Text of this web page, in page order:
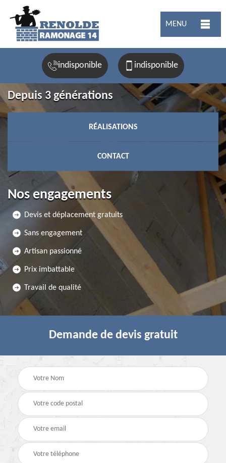
MENU
indisponible indisponible
Depuis 3 générations
RÉALISATIONS
CONTACT
Nos engagements
Devis et déplacement gratuits
Sans engagement
Artisan passionné
Prix imbattable
Travail de qualité
Demande de devis gratuit